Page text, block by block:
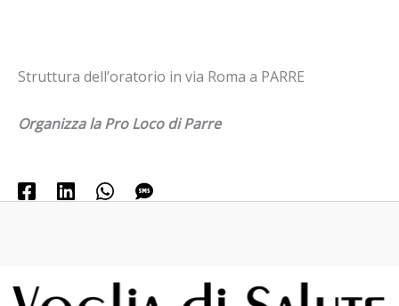
Struttura dell’oratorio in via Roma a PARRE
Organizza la Pro Loco di Parre